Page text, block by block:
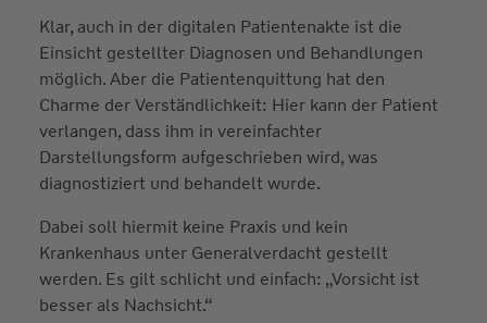
Klar, auch in der digitalen Patientenakte ist die
Einsicht gestellter Diagnosen und Behandlungen
möglich. Aber die Patientenquittung hat den
Charme der Verständlichkeit: Hier kann der Patient
verlangen, dass ihm in vereinfachter
Darstellungsform aufgeschrieben wird, was
diagnostiziert und behandelt wurde.
Dabei soll hiermit keine Praxis und kein
Krankenhaus unter Generalverdacht gestellt
werden. Es gilt schlicht und einfach: „Vorsicht ist
besser als Nachsicht.“